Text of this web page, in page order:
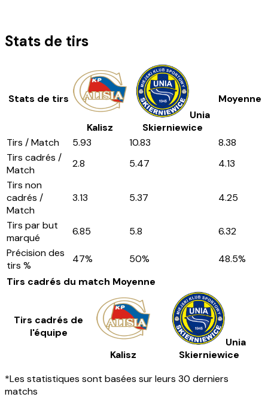
Stats de tirs
Stats de tirs
Kalisz
Unia
Skierniewice
Moyenne
Tirs / Match 5.93 10.83
8.38
Tirs cadrés /
Match
2.8 5.47
4.13
Tirs non
cadrés /
Match
3.13 5.37 4.25
Tirs par but
marqué
6.85 5.8
6.32
Précision des
tirs %
47% 50% 48.5%
Tirs cadrés du match Moyenne
Tirs cadrés de
l'équipe
Kalisz
Unia
Skierniewice
*Les statistiques sont basées sur leurs 30 derniers
matchs